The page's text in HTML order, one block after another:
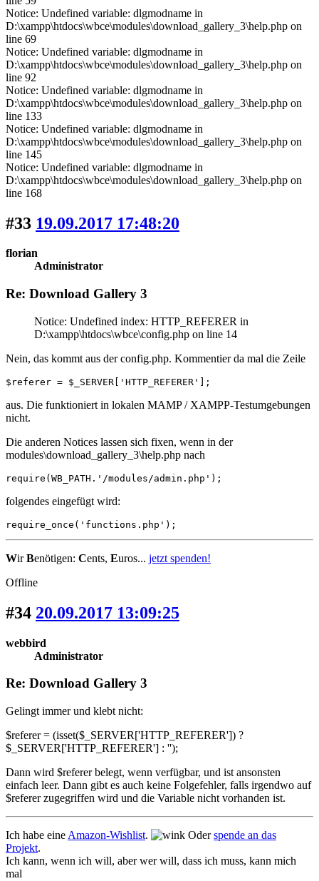
Notice: Undefined variable: dlgmodname in
D:\xampp\htdocs\wbce\modules\download_gallery_3\help.php on
line 69
Notice: Undefined variable: dlgmodname in
D:\xampp\htdocs\wbce\modules\download_gallery_3\help.php on
line 92
Notice: Undefined variable: dlgmodname in
D:\xampp\htdocs\wbce\modules\download_gallery_3\help.php on
line 133
Notice: Undefined variable: dlgmodname in
D:\xampp\htdocs\wbce\modules\download_gallery_3\help.php on
line 145
Notice: Undefined variable: dlgmodname in
D:\xampp\htdocs\wbce\modules\download_gallery_3\help.php on
line 168
#33 19.09.2017 17:48:20
florian
Administrator
Re: Download Gallery 3
Notice: Undefined index: HTTP_REFERER in
D:\xampp\htdocs\wbce\config.php on line 14
Nein, das kommt aus der config.php. Kommentier da mal die Zeile
$referer = $_SERVER['HTTP_REFERER'];
aus. Die funktioniert in lokalen MAMP / XAMPP-Testumgebungen
nicht.
Die anderen Notices lassen sich fixen, wenn in der
modules\download_gallery_3\help.php nach
require(WB_PATH.'/modules/admin.php');
folgendes eingefügt wird:
require_once('functions.php');
WirBenötigen: Cents, Euros... jetzt spenden!
Offline
#34 20.09.2017 13:09:25
webbird
Administrator
Re: Download Gallery 3
Gelingt immer und klebt nicht:
$referer = (isset($_SERVER['HTTP_REFERER']) ?
$_SERVER['HTTP_REFERER'] : '');
Dann wird $referer belegt, wenn verfügbar, und ist ansonsten
einfach leer. Dann gibt es auch keine Folgefehler, falls irgendwo auf
$referer zugegriffen wird und die Variable nicht vorhanden ist.
Ich habe eine Amazon-Wishlist. Oderspende an das
Projekt.
Ich kann, wenn ich will, aber wer will, dass ich muss, kann mich
mal